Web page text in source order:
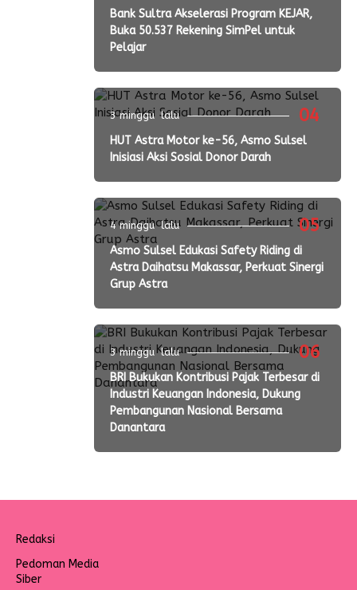
Bank Sultra Akselerasi Program KEJAR,
Buka 50.537 Rekening SimPel untuk
Pelajar
04
3 minggu lalu
HUT Astra Motor ke-56, Asmo Sulsel
Inisiasi Aksi Sosial Donor Darah
05
4 minggu lalu
Asmo Sulsel Edukasi Safety Riding di
Astra Daihatsu Makassar, Perkuat Sinergi
Grup Astra
06
3 minggu lalu
BRI Bukukan Kontribusi Pajak Terbesar di
Industri Keuangan Indonesia, Dukung
Pembangunan Nasional Bersama
Danantara
Redaksi
Pedoman Media
Siber